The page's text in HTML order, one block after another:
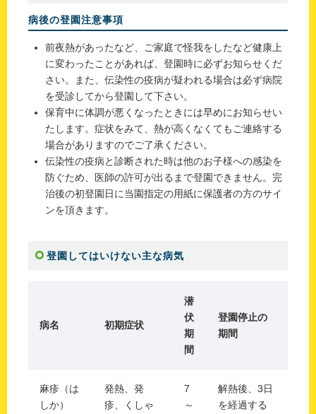
病後の登園注意事項
前夜熱があったなど、ご家庭で怪我をしたなど健康上
に変わったことがあれば、登園時に必ずお知らせくだ
さい。また、伝染性の疫病が疑われる場合は必ず病院
を受診してから登園して下さい。
保育中に体調が悪くなったときには早めにお知らせい
たします。症状をみて、熱が高くなくてもご連絡する
場合がありますのでご了承ください。
伝染性の疫病と診断された時は他のお子様への感染を
防ぐため、医師の許可が出るまで登園できません。完
治後の初登園日に当園指定の用紙に保護者の方のサイ
ンを頂きます。
登園してはいけない主な病気
病名 初期症状
潜
伏
期
間
登園停止の
期間
麻疹（は
しか）
発熱、発
疹、くしゃ
7
～
解熱後、3日
を経過する